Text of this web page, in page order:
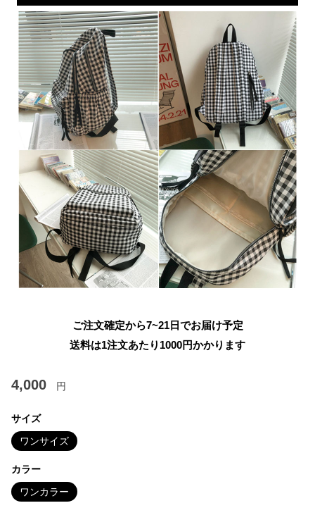
ご注文確定から7~21日でお届け予定
送料は1注文あたり 1000円かかります
4,000 円
サイズ
ワンサイズ
カラー
ワンカラー